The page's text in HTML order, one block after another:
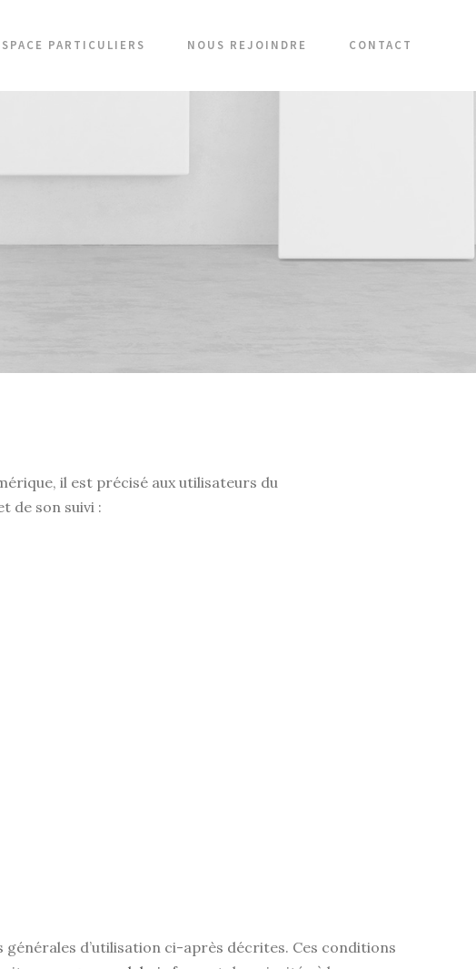
PARTICULIERS NOUS REJOINDRE CONTACT
il est précisé aux utilisateurs du
de son suivi :
d’utilisation ci-après décrites. Ces conditions